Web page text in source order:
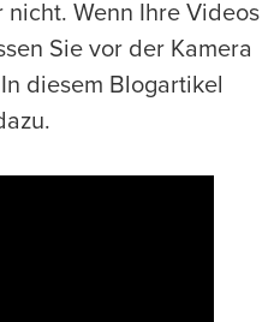
Wenn Ihre Videos
Sie vor der Kamera
diesem Blogartikel